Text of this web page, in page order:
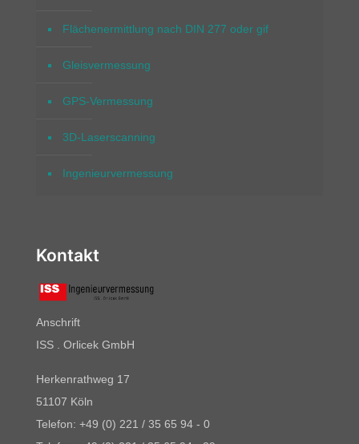
Flächenermittlung nach DIN 277 oder gif
Gleisvermessung
GPS-Vermessung
3D-Laserscanning
Ingenieurvermessung
Kontakt
Anschrift
ISS . Orlicek GmbH
Herkenrathweg 17
51107 Köln
Telefon: +49 (0) 221 / 35 65 94 - 0